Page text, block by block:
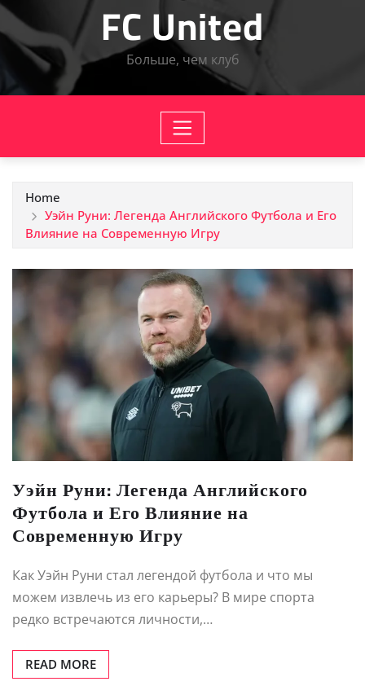
FC United
Больше, чем клуб
Home
Уэйн Руни: Легенда Английского Футбола и Его
Влияние на Современную Игру
Уэйн Руни: Легенда Английского
Футбола и Его Влияние на
Современную Игру
Как Уэйн Руни стал легендой футбола и что мы
можем извлечь из его карьеры? В мире спорта
редко встречаются личности,…
READ MORE